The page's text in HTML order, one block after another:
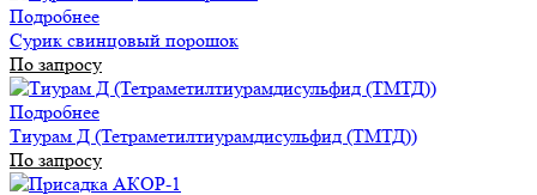
Подробнее
Сурик свинцовый порошок
По запросу
Подробнее
Тиурам Д (Тетраметилтиурамдисульфид (ТМТД))
По запросу